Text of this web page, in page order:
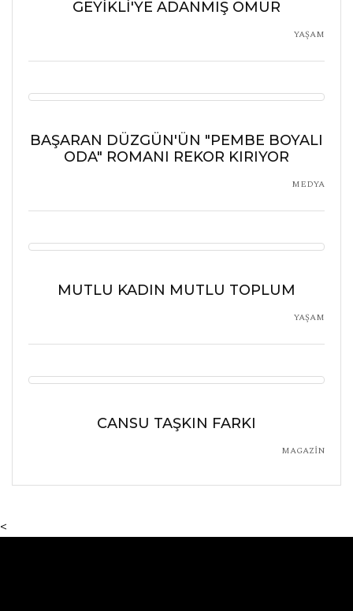
GEYİKLİ'YE ADANMIŞ ÖMÜR
YAŞAM
BAŞARAN DÜZGÜN'ÜN "PEMBE BOYALI
ODA" ROMANI REKOR KIRIYOR
MEDYA
MUTLU KADIN MUTLU TOPLUM
YAŞAM
CANSU TAŞKIN FARKI
MAGAZİN
<